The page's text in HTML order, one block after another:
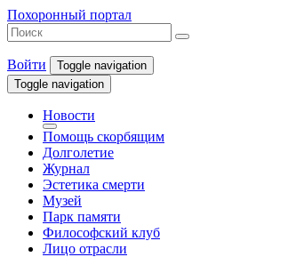
Похоронный портал
Войти
Toggle navigation
Toggle navigation
Новости
Помощь скорбящим
Долголетие
Журнал
Эстетика смерти
Музей
Парк памяти
Философский клуб
Лицо отрасли